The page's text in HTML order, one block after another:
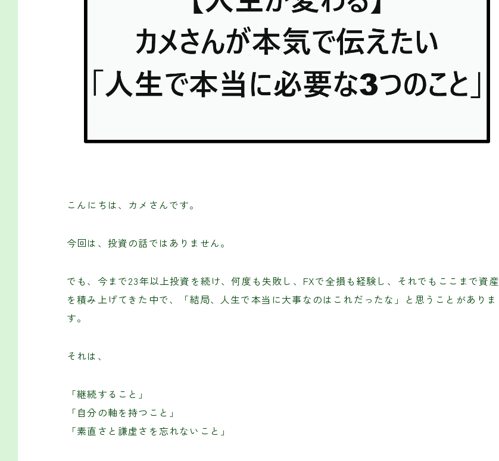
こんにちは、カメさんです。
今回は、投資の話ではありません。
でも、今まで23年以上投資を続け、何度も失敗し、FXで全損も経験し、それでもここまで資産
を積み上げてきた中で、「結局、人生で本当に大事なのはこれだったな」と思うことがありま
す。
それは、
「継続すること」
「自分の軸を持つこと」
「素直さと謙虚さを忘れないこと」